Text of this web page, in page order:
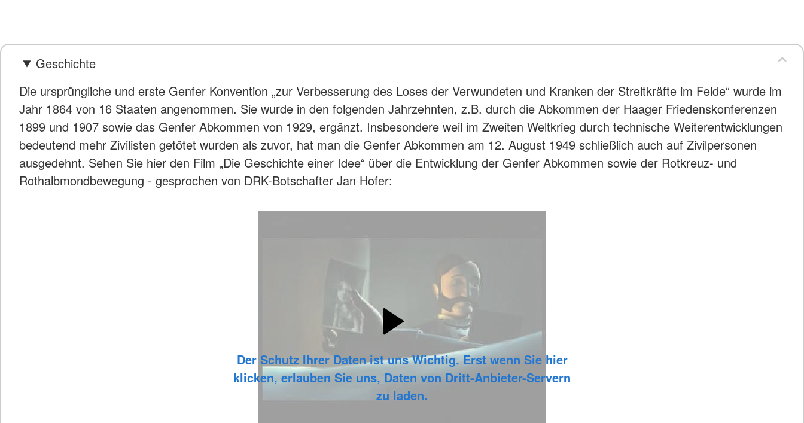
Geschichte
Die ursprüngliche und erste Genfer Konvention „zur Verbesserung des Loses der Verwundeten und Kranken der Streitkräfte im Felde“ wurde im
Jahr 1864 von 16 Staaten angenommen. Sie wurde in den folgenden Jahrzehnten, z.B. durch die Abkommen der Haager Friedenskonferenzen
1899 und 1907 sowie das Genfer Abkommen von 1929, ergänzt. Insbesondere weil im Zweiten Weltkrieg durch technische Weiterentwicklungen
bedeutend mehr Zivilisten getötet wurden als zuvor, hat man die Genfer Abkommen am 12. August 1949 schließlich auch auf Zivilpersonen
ausgedehnt. Sehen Sie hier den Film „Die Geschichte einer Idee“ über die Entwicklung der Genfer Abkommen sowie der Rotkreuz- und
Rothalbmondbewegung - gesprochen von DRK-Botschafter Jan Hofer:
Der Schutz Ihrer Daten ist uns Wichtig. Erst wenn Sie hier
klicken, erlauben Sie uns, Daten von Dritt-Anbieter-Servern
zu laden.